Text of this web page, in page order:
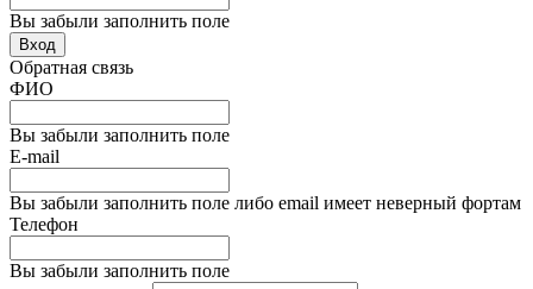
Вы забыли заполнить поле
Вход
Обратная связь
ФИО
Вы забыли заполнить поле
E-mail
Вы забыли заполнить поле либо email имеет неверный фортам
Телефон
Вы забыли заполнить поле